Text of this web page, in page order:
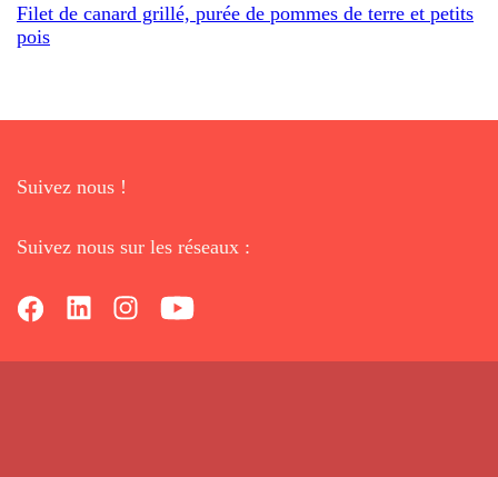
Filet de canard grillé, purée de pommes de terre et petits
pois
Suivez nous !
Suivez nous sur les réseaux :